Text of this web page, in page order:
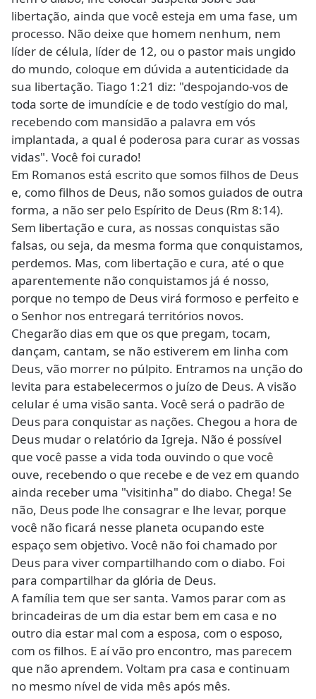
libertação, ainda que você esteja em uma fase, um
processo. Não deixe que homem nenhum, nem
líder de célula, líder de 12, ou o pastor mais ungido
do mundo, coloque em dúvida a autenticidade da
sua libertação. Tiago 1:21 diz: "despojando-vos de
toda sorte de imundície e de todo vestígio do mal,
recebendo com mansidão a palavra em vós
implantada, a qual é poderosa para curar as vossas
vidas". Você foi curado!
Em Romanos está escrito que somos filhos de Deus
e, como filhos de Deus, não somos guiados de outra
forma, a não ser pelo Espírito de Deus (Rm 8:14).
Sem libertação e cura, as nossas conquistas são
falsas, ou seja, da mesma forma que conquistamos,
perdemos. Mas, com libertação e cura, até o que
aparentemente não conquistamos já é nosso,
porque no tempo de Deus virá formoso e perfeito e
o Senhor nos entregará territórios novos.
Chegarão dias em que os que pregam, tocam,
dançam, cantam, se não estiverem em linha com
Deus, vão morrer no púlpito. Entramos na unção do
levita para estabelecermos o juízo de Deus. A visão
celular é uma visão santa. Você será o padrão de
Deus para conquistar as nações. Chegou a hora de
Deus mudar o relatório da Igreja. Não é possível
que você passe a vida toda ouvindo o que você
ouve, recebendo o que recebe e de vez em quando
ainda receber uma "visitinha" do diabo. Chega! Se
não, Deus pode lhe consagrar e lhe levar, porque
você não ficará nesse planeta ocupando este
espaço sem objetivo. Você não foi chamado por
Deus para viver compartilhando com o diabo. Foi
para compartilhar da glória de Deus.
A família tem que ser santa. Vamos parar com as
brincadeiras de um dia estar bem em casa e no
outro dia estar mal com a esposa, com o esposo,
com os filhos. E aí vão pro encontro, mas parecem
que não aprendem. Voltam pra casa e continuam
no mesmo nível de vida mês após mês.